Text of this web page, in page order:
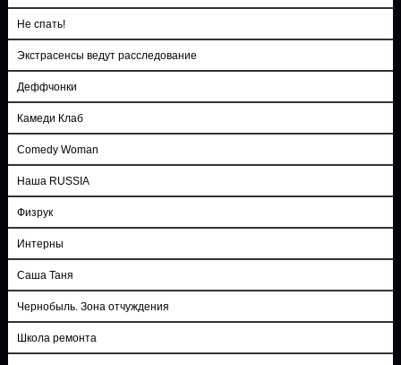
Не спать!
Экстрасенсы ведут расследование
Деффчонки
Камеди Клаб
Comedy Woman
Наша RUSSIA
Физрук
Интерны
Саша Таня
Чернобыль. Зона отчуждения
Школа ремонта